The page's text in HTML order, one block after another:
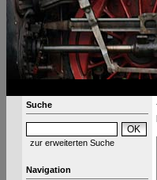
Suche
zur erweiterten Suche
Navigation